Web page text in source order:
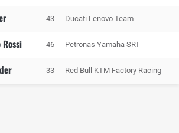
43 Ducati Lenovo Team
46 Petronas Yamaha SRT
33 Red Bull KTM Factory Racing